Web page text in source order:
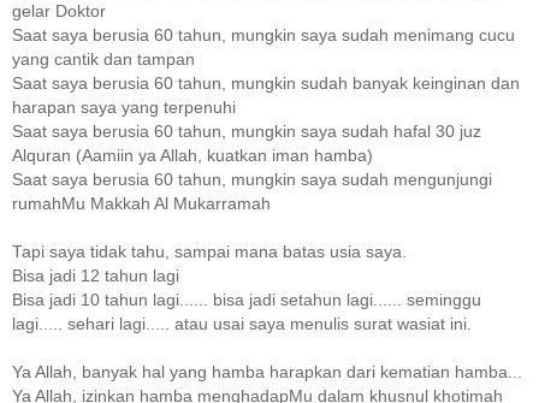
gelar Doktor
Saat saya berusia 60 tahun, mungkin saya sudah menimang cucu
yang cantik dan tampan
Saat saya berusia 60 tahun, mungkin sudah banyak keinginan dan
harapan saya yang terpenuhi
Saat saya berusia 60 tahun, mungkin saya sudah hafal 30 juz
Alquran (Aamiin ya Allah, kuatkan iman hamba)
Saat saya berusia 60 tahun, mungkin saya sudah mengunjungi
rumahMu Makkah Al Mukarramah
Tapi saya tidak tahu, sampai mana batas usia saya.
Bisa jadi 12 tahun lagi
Bisa jadi 10 tahun lagi...... bisa jadi setahun lagi...... seminggu
lagi..... sehari lagi..... atau usai saya menulis surat wasiat ini.
Ya Allah, banyak hal yang hamba harapkan dari kematian hamba...
Ya Allah, izinkan hamba menghadapMu dalam khusnul khotimah